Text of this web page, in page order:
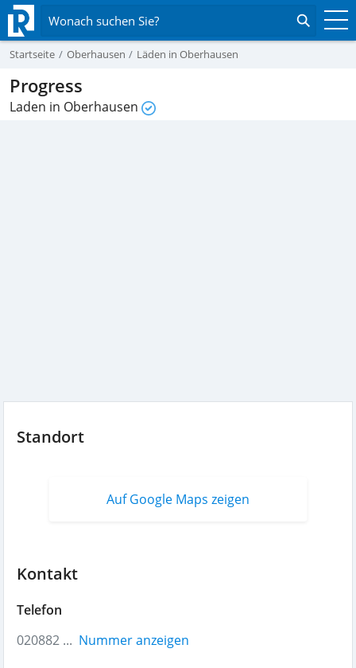
Wonach suchen Sie?
Startseite Oberhausen Läden in Oberhausen
Progress
Laden in Oberhausen
Standort
Auf Google Maps zeigen
Kontakt
Telefon
020882 ... Nummer anzeigen